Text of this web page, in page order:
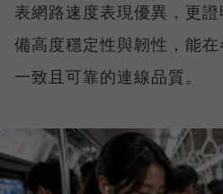
表網路速度表現優異，更
備高度穩定性與韌性，能
一致且可靠的連線品質。